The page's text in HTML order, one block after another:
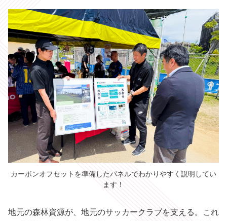
カーボンオフセットを準備したパネルでわかりやすく説明してい
ます！
地元の森林資源が、地元のサッカークラブを支える。これ